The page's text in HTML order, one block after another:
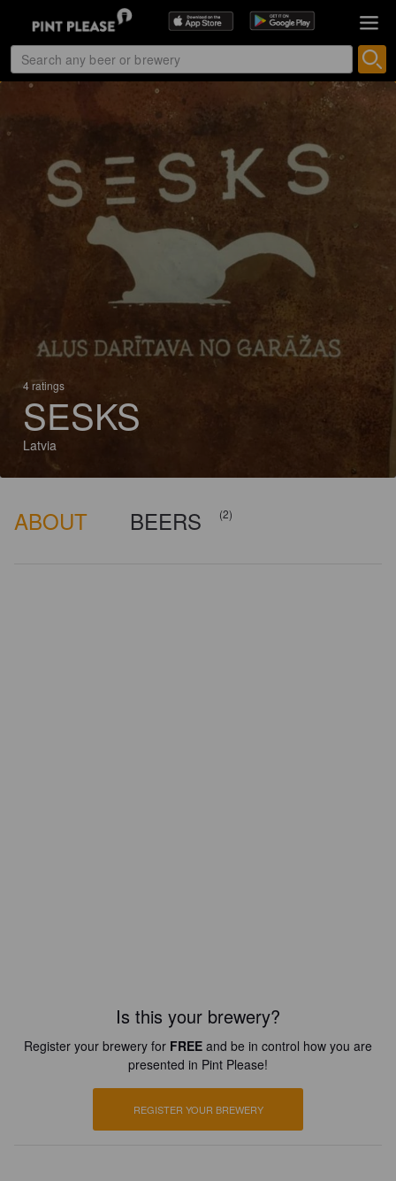
4 ratings
SESKS
Latvia
ABOUT BEERS (2)
Is this your brewery?
Register your brewery for FREE and be in control how you are
presented in Pint Please!
REGISTER YOUR BREWERY